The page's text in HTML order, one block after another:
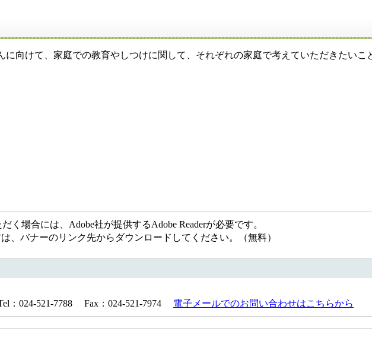
に向けて、家庭での教育やしつけに関して、それぞれの家庭で考えていただきたいこ
く場合には、Adobe社が提供するAdobe Readerが必要です。
、バナーのリンク先からダウンロードしてください。（無料）
：024-521-7788 Fax：024-521-7974 電子メールでのお問い合わせはこちらから